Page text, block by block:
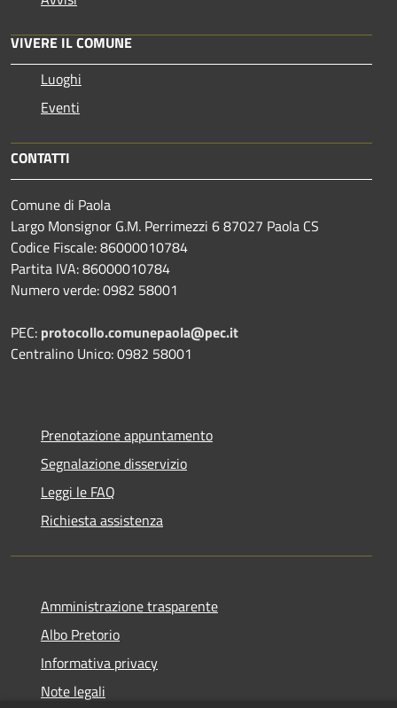
VIVERE IL COMUNE
Luoghi
Eventi
CONTATTI
Comune di Paola
Largo Monsignor G.M. Perrimezzi 6 87027 Paola CS
Codice Fiscale: 86000010784
Partita IVA: 86000010784
Numero verde: 0982 58001
PEC: protocollo.comunepaola@pec.it
Centralino Unico: 0982 58001
Prenotazione appuntamento
Segnalazione disservizio
Leggi le FAQ
Richiesta assistenza
Amministrazione trasparente
Albo Pretorio
Informativa privacy
Note legali